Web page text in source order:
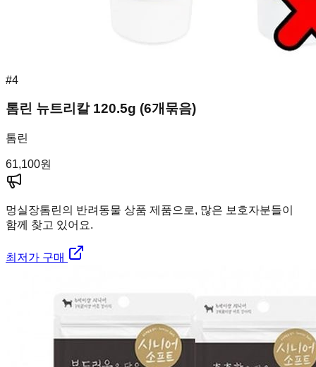
#4
톰린 뉴트리칼 120.5g (6개묶음)
톰린
61,100원
멍실장톰린의 반려동물 상품 제품으로, 많은 보호자분들이
함께 찾고 있어요.
최저가 구매